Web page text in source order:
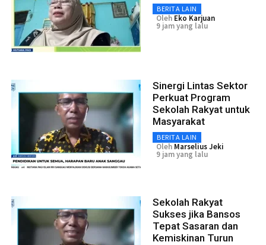
BERITA LAIN
Oleh Eko Karjuan
9 jam yang lalu
Sinergi Lintas Sektor
Perkuat Program
Sekolah Rakyat untuk
Masyarakat
BERITA LAIN
Oleh Marselius Jeki
9 jam yang lalu
Sekolah Rakyat
Sukses jika Bansos
Tepat Sasaran dan
Kemiskinan Turun